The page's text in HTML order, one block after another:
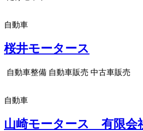
自動車
桜井モータース
自動車整備 自動車販売 中古車販売
自動車
山崎モータース 有限会